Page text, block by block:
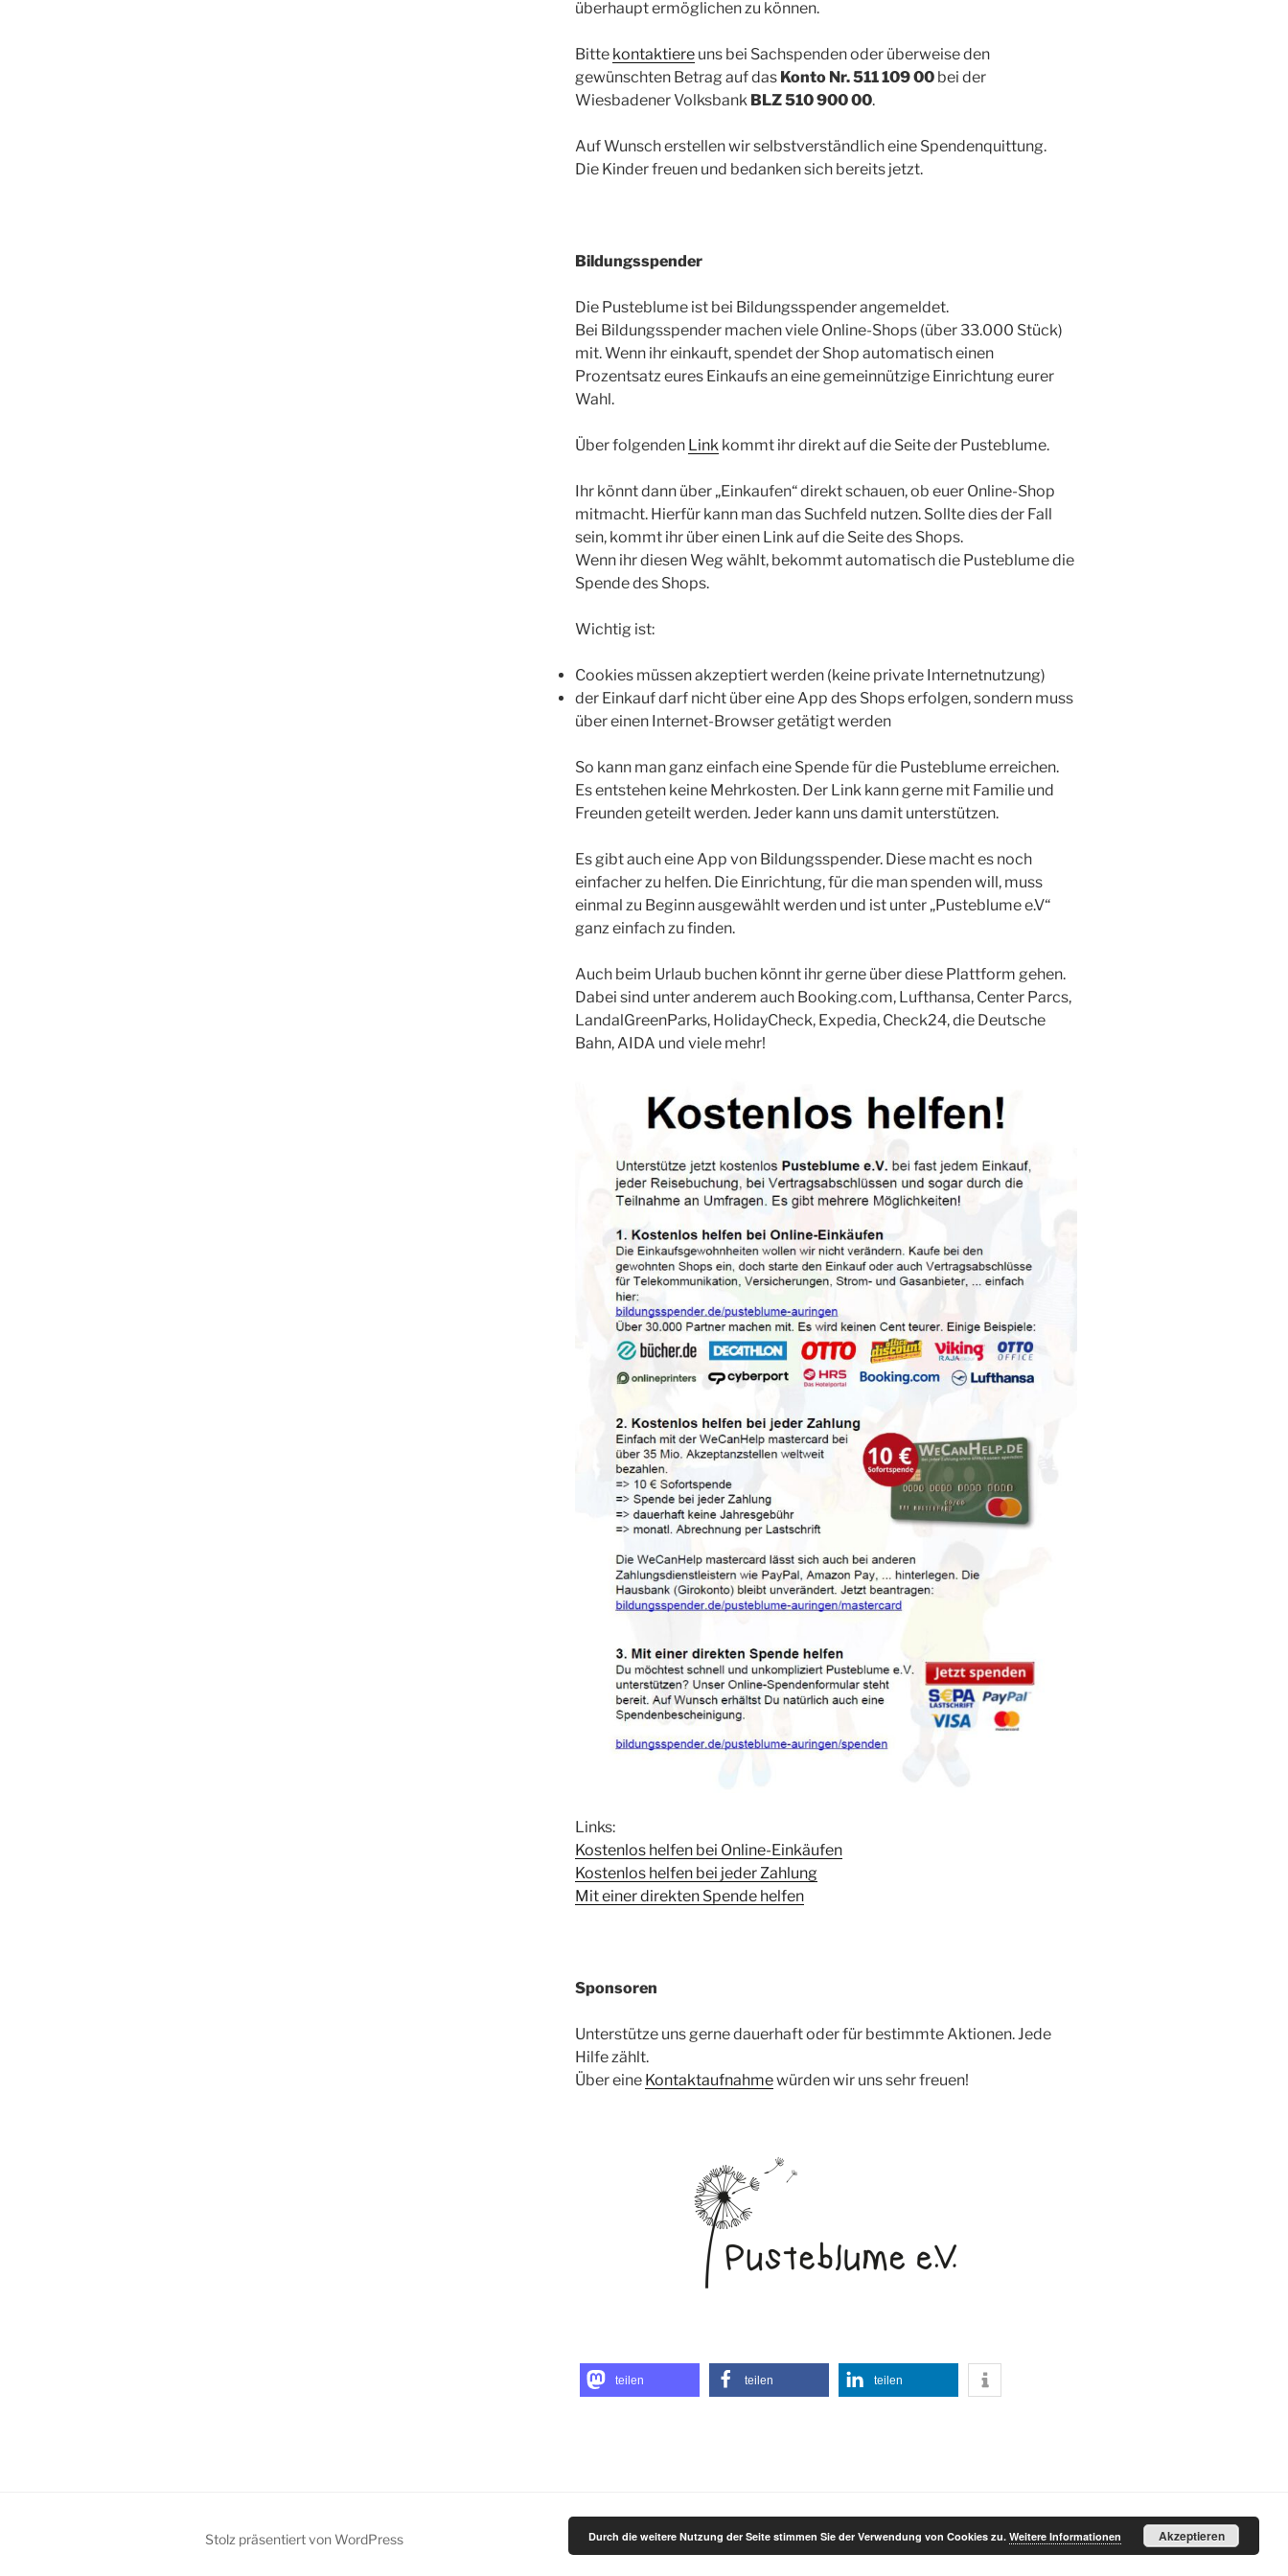
überhaupt ermöglichen zu können.
Bitte kontaktiereuns bei Sachspenden oder überweise den
gewünschten Betrag auf das Konto Nr. 511 109 00bei der
Wiesbadener VolksbankBLZ 510 900 00.
Auf Wunsch erstellen wir selbstverständlich eine Spendenquittung.
Die Kinder freuen und bedanken sich bereits jetzt.
Bildungsspender
Die Pusteblume ist bei Bildungsspender angemeldet.
Bei Bildungsspender machen viele Online-Shops (über 33.000 Stück)
mit. Wenn ihr einkauft, spendet der Shop automatisch einen
Prozentsatz eures Einkaufs an eine gemeinnützige Einrichtung eurer
Wahl.
Über folgenden Linkkommt ihr direkt auf die Seite der Pusteblume.
Ihr könnt dann über „Einkaufen“ direkt schauen, ob euer Online-Shop
mitmacht. Hierfür kann man das Suchfeld nutzen. Sollte dies der Fall
sein, kommt ihr über einen Link auf die Seite des Shops.
Wenn ihr diesen Weg wählt, bekommt automatisch die Pusteblume die
Spende des Shops.
Wichtig ist:
Cookies müssen akzeptiert werden (keine private Internetnutzung)
der Einkauf darf nicht über eine App des Shops erfolgen, sondern muss
über einen Internet-Browser getätigt werden
So kann man ganz einfach eine Spende für die Pusteblume erreichen.
Es entstehen keine Mehrkosten. Der Link kann gerne mit Familie und
Freunden geteilt werden. Jeder kann uns damit unterstützen.
Es gibt auch eine App von Bildungsspender. Diese macht es noch
einfacher zu helfen. Die Einrichtung, für die man spenden will, muss
einmal zu Beginn ausgewählt werden und ist unter „Pusteblume e.V“
ganz einfach zu finden.
Auch beim Urlaub buchen könnt ihr gerne über diese Plattform gehen.
Dabei sind unter anderem auch Booking.com, Lufthansa, Center Parcs,
LandalGreenParks, HolidayCheck, Expedia, Check24, die Deutsche
Bahn, AIDA und viele mehr!
Links:
Kostenlos helfen bei Online-Einkäufen
Kostenlos helfen bei jeder Zahlung
Mit einer direkten Spende helfen
Sponsoren
Unterstütze uns gerne dauerhaft oder für bestimmte Aktionen. Jede
Hilfe zählt.
Über eine Kontaktaufnahmewürden wir uns sehr freuen!
teilen teilen teilen
Stolz präsentiert von WordPress Durch die weitere Nutzung der Seite stimmen Sie der Verwendung von Cookies zu. Weitere Informationen Akzeptieren